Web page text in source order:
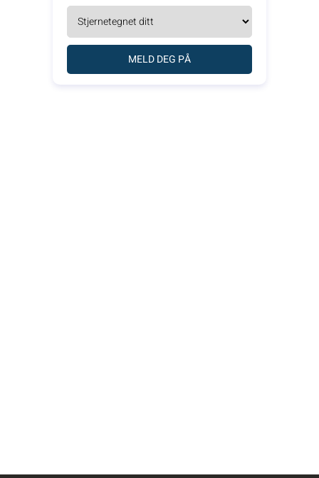
MELD DEG PÅ